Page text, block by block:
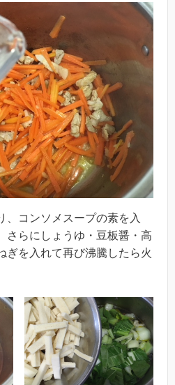
コンソメスープの素を入
さらにしょうゆ・豆板醤・高
ぎを入れて再び沸騰したら火